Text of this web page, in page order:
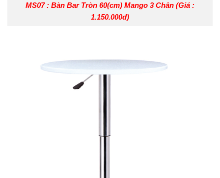
MS07 : Bàn Bar Tròn 60(cm) Mango 3 Chân (Giá :
1.150.000đ)